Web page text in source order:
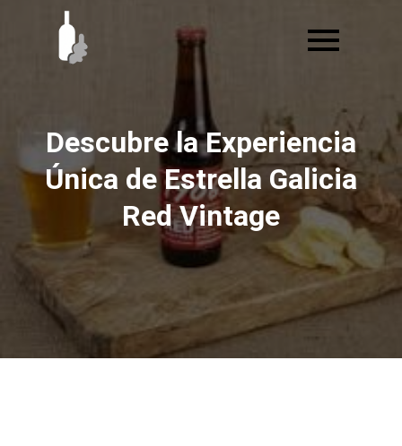
contenido
Descubre la Experiencia
Única de Estrella Galicia
Red Vintage